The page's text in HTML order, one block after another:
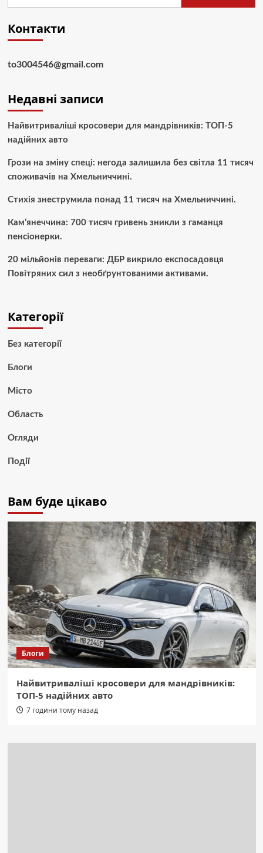
Контакти
to3004546@gmail.com
Недавні записи
Найвитриваліші кросовери для мандрівників: ТОП-5
надійних авто
Грози на зміну спеці: негода залишила без світла 11 тисяч
споживачів на Хмельниччині.
Стихія знеструмила понад 11 тисяч на Хмельниччині.
Кам’янеччина: 700 тисяч гривень зникли з гаманця
пенсіонерки.
20 мільйонів переваги: ДБР викрило експосадовця
Повітряних сил з необґрунтованими активами.
Категорії
Без категорії
Блоги
Місто
Область
Огляди
Події
Вам буде цікаво
Блоги
Найвитриваліші кросовери для мандрівників:
ТОП-5 надійних авто
7 години тому назад